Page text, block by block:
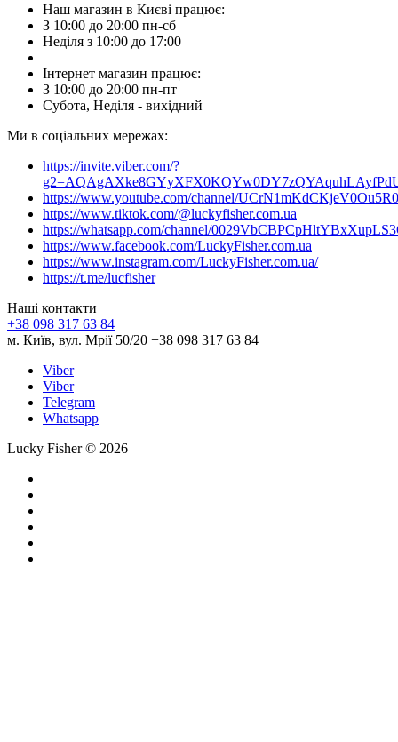
Наш магазин в Києві працює:
З 10:00 до 20:00 пн-сб
Неділя з 10:00 до 17:00
Інтернет магазин працює:
З 10:00 до 20:00 пн-пт
Субота, Неділя - вихідний
Ми в соціальних мережах:
https://invite.viber.com/?
https://www.youtube.com/channel/
https://www.tiktok.com/@luckyfisher.com.ua
https://whatsapp.com/channel/
https://www.facebook.com/LuckyFisher.com.ua
https://www.instagram.com/LuckyFisher.com.ua/
https://t.me/lucfisher
Наші контакти
+38 098 317 63 84
м. Київ, вул. Мрії 50/20 +38 098 317 63 84
Viber
Viber
Telegram
Whatsapp
Lucky Fisher © 2026